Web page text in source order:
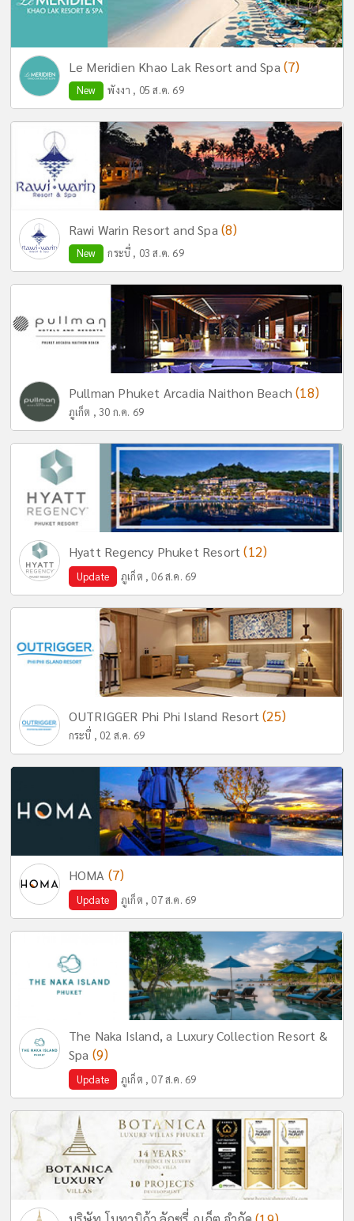
Le Meridien Khao Lak Resort and Spa (7)
New พังงา , 05 ส.ค. 69
Rawi Warin Resort and Spa (8)
New กระบี่ , 03 ส.ค. 69
Pullman Phuket Arcadia Naithon Beach(18)
ภูเก็ต , 30 ก.ค. 69
Hyatt Regency Phuket Resort(12)
Update ภูเก็ต , 06 ส.ค. 69
OUTRIGGER Phi Phi Island Resort(25)
กระบี่ , 02 ส.ค. 69
HOMA (7)
Update ภูเก็ต , 07 ส.ค. 69
The Naka Island, a Luxury Collection Resort &
Spa (9)
Update ภูเก็ต , 07 ส.ค. 69